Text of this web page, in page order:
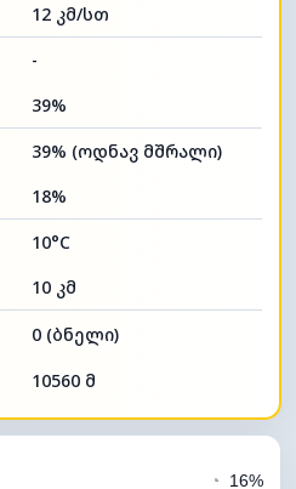
12 კმ/სთ
-
39%
39% (ოდნავ მშრალი)
18%
10°C
10 კმ
0 (ბნელი)
10560 მ
◔ 16%